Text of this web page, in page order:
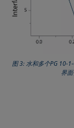
图 3: 水和多个PG 10-
界